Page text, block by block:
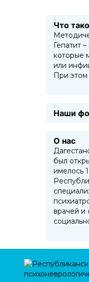
Что
Гепатит
которые
или
При этом
Наши
О нас
был
имелось
врачей и